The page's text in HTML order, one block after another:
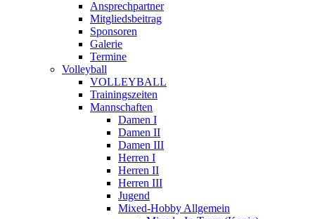
Ansprechpartner
Mitgliedsbeitrag
Sponsoren
Galerie
Termine
Volleyball
VOLLEYBALL
Trainingszeiten
Mannschaften
Damen I
Damen II
Damen III
Herren I
Herren II
Herren III
Jugend
Mixed-Hobby Allgemein